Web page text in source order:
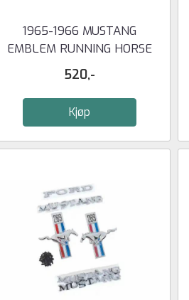
1965-1966 MUSTANG
EMBLEM RUNNING HORSE
VENSTRE ...
520,-
Kjøp